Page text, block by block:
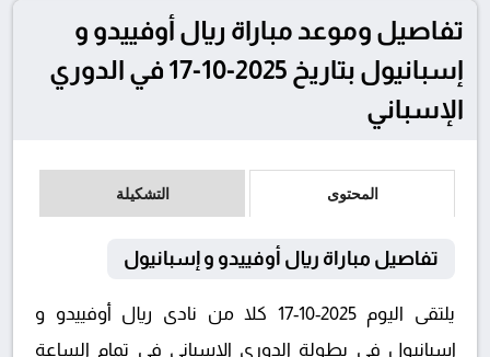
تفاصيل وموعد مباراة ريال أوفييدو و
إسبانيول بتاريخ 2025-10-17 في الدوري
الإسباني
المحتوى التشكيلة
تفاصيل مباراة ريال أوفييدو و إسبانيول
يلتقى اليوم 2025-10-17 كلا من نادى ريال أوفييدو و
إسبانيول فى بطولة الدوري الإسباني فى تمام الساعة